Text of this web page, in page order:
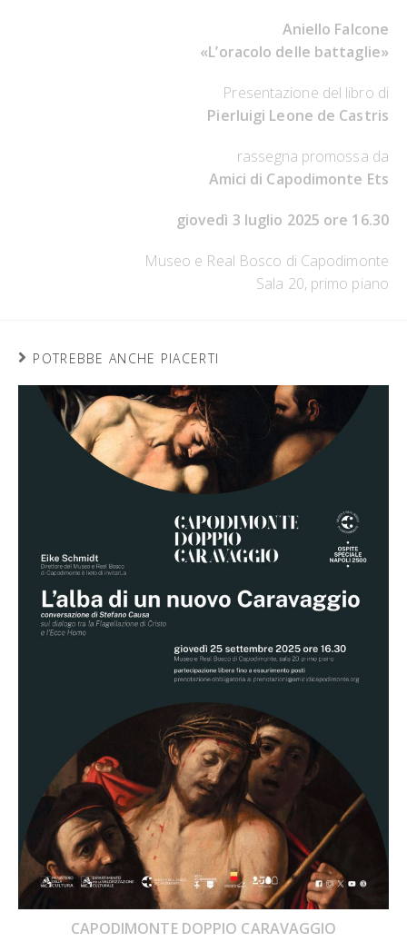
Aniello Falcone
«L’oracolo delle battaglie»
Presentazione del libro di
Pierluigi Leone de Castris
rassegna promossa da
Amici di Capodimonte Ets
giovedì 3 luglio 2025 ore 16.30
Museo e Real Bosco di Capodimonte
Sala 20, primo piano
POTREBBE ANCHE PIACERTI
CAPODIMONTE DOPPIO CARAVAGGIO